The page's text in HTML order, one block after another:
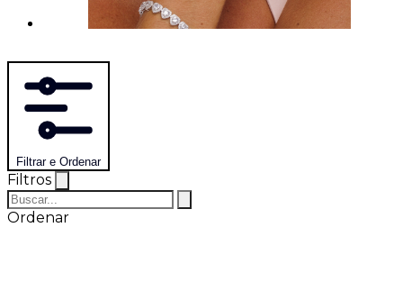
Filtrar e Ordenar
Filtros
Ordenar